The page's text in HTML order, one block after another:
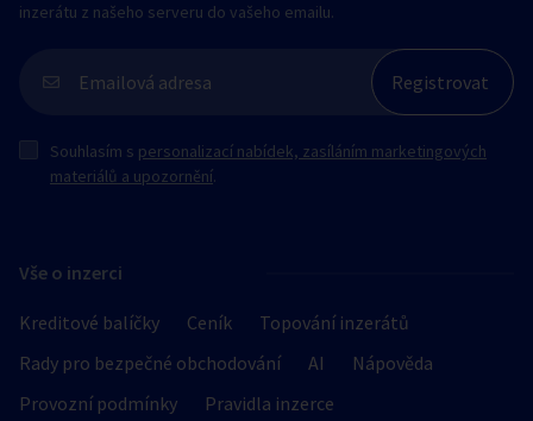
Vše o inzerci
Kreditové balíčky Ceník
Topování inzerátů
Rady pro bezpečné obchodování
AI
Nápověda
Provozní podmínky
Pravidla inzerce
inzerátu z našeho serveru do vašeho emailu.
Souhlasím s personalizací nabídek, zasíláním marketingových
materiálů a upozornění.